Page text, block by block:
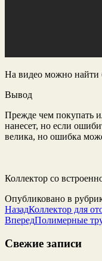
На видео можно найти
Вывод
Прежде чем покупать
нанесет, но если
велика, но ошибка
Коллектор со
Опубликовано в
НазадКоллектор для
ВпередПолимерные
Свежие записи